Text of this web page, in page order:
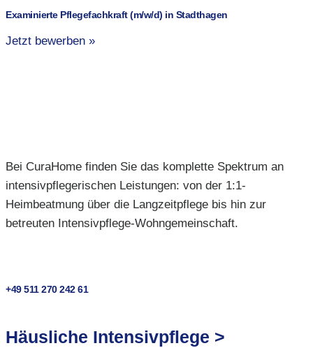
Examinierte Pflegefachkraft (m/w/d) in Stadthagen
Jetzt bewerben »
Bei CuraHome finden Sie das komplette Spektrum an
intensivpflegerischen Leistungen: von der 1:1-
Heimbeatmung über die Langzeitpflege bis hin zur
betreuten Intensivpflege-Wohngemeinschaft.
+49 511 270 242 61
Häusliche Intensivpflege >